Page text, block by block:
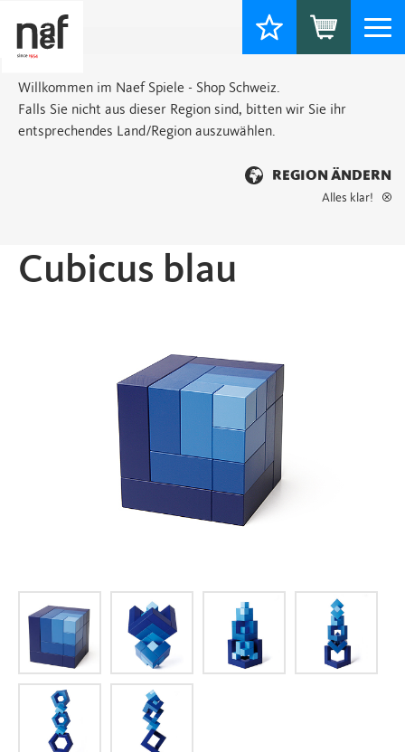
Willkommen im Naef Spiele - Shop Schweiz.
Falls Sie nicht aus dieser Region sind, bitten wir Sie ihr
entsprechendes Land/Region auszuwählen.
REGION ÄNDERN
Alles klar!
Cubicus blau